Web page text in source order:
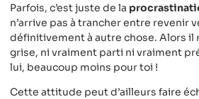
Parfois, c’est juste de la
n’arrive pas à trancher entre revenir
définitivement à autre chose. Alors il
grise, ni vraiment parti ni vraiment
lui, beaucoup moins pour toi !
Cette attitude peut d’ailleurs faire